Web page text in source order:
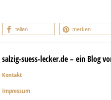
teilen merken
salzig-suess-lecker.de – ein Blog
Kontakt
Impressum